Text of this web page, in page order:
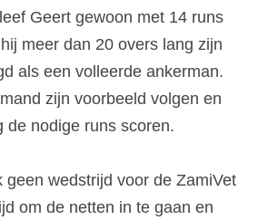
Geert gewoon met 14 runs
meer dan 20 overs lang zijn
als een volleerde ankerman.
zijn voorbeeld volgen en
de nodige runs scoren.
geen wedstrijd voor de ZamiVet
om de netten in te gaan en